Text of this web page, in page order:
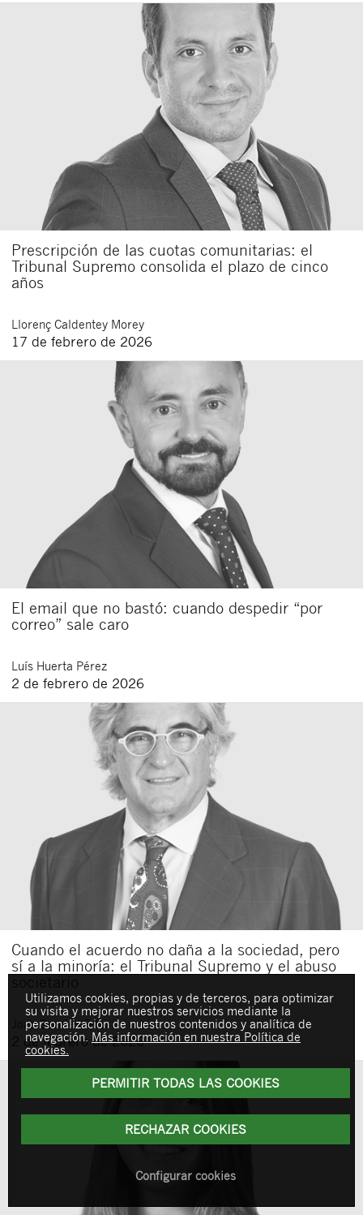
Prescripción de las cuotas comunitarias: el
Tribunal Supremo consolida el plazo de cinco
años
Llorenç Caldentey Morey
17 de febrero de 2026
El email que no bastó: cuando despedir “por
correo” sale caro
Luís Huerta Pérez
2 de febrero de 2026
Cuando el acuerdo no daña a la sociedad, pero
sí a la minoría: el Tribunal Supremo y el abuso
JoanBuades Feliu
2 de febrero de 2026
Utilizamos cookies, propias y de terceros, para optimizar
su visita y mejorar nuestros servicios mediante la
personalización de nuestros contenidos y analítica de
navegación. Más información en nuestra Política de
cookies.
PERMITIR TODAS LAS COOKIES
RECHAZAR COOKIES
Configurar cookies